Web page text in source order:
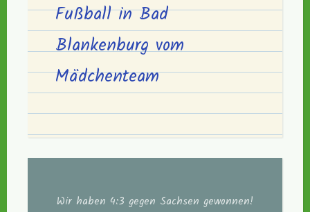
Fußball in Bad
Blankenburg vom
Mädchenteam
Wir haben 4:3 gegen Sachsen gewonnen!